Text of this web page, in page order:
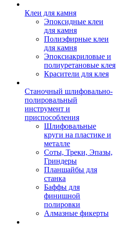
Клеи для камня
Эпоксидные клеи
для камня
Полиэфирные клеи
для камня
Эпоксиакриловые и
полиуретановые клея
Красители для клея
Станочный шлифовально-
полировальный
инструмент и
приспособления
Шлифовальные
круги на пластике и
металле
Соты, Треки, Эпазы,
Гриндеры
Планшайбы для
станка
Баффы для
финишной
полировки
Алмазные фикерты